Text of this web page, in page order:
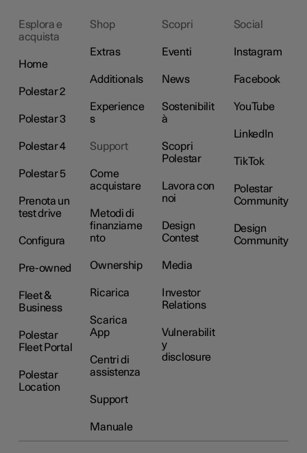
Esplora e
acquista
Home
Polestar 2
Polestar 3
Polestar 4
Polestar 5
Prenota un
test drive
Configura
Pre-owned
Fleet &
Business
Polestar
Fleet Portal
Polestar
Location
Shop
Extras
Additionals
Experience
s
Support
Come
acquistare
Metodi di
finanziame
nto
Ownership
Ricarica
Scarica
App
Centri di
assistenza
Support
Manuale
Scopri
Eventi
News
Sostenibilit
à
Scopri
Polestar
Lavora con
noi
Design
Contest
Media
Investor
Relations
Vulnerabilit
y
disclosure
Social
Instagram
Facebook
YouTube
LinkedIn
TikTok
Polestar
Community
Design
Community